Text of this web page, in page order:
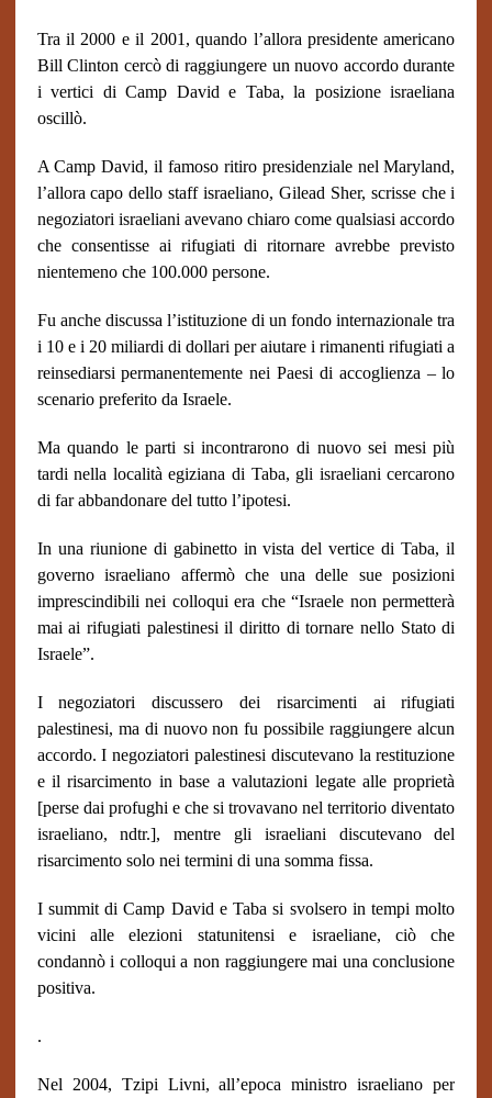
Tra il 2000 e il 2001, quando l’allora presidente americano
Bill Clinton cercò di raggiungere un nuovo accordo durante
i vertici di Camp David e Taba, la posizione israeliana
oscillò.
A Camp David, il famoso ritiro presidenziale nel Maryland,
l’allora capo dello staff israeliano, Gilead Sher, scrisse che i
negoziatori israeliani avevano chiaro come qualsiasi accordo
che consentisse ai rifugiati di ritornare avrebbe previsto
nientemeno che 100.000 persone.
Fu anche discussa l’istituzione di un fondo internazionale tra
i 10 e i 20 miliardi di dollari per aiutare i rimanenti rifugiati a
reinsediarsi permanentemente nei Paesi di accoglienza – lo
scenario preferito da Israele.
Ma quando le parti si incontrarono di nuovo sei mesi più
tardi nella località egiziana di Taba, gli israeliani cercarono
di far abbandonare del tutto l’ipotesi.
In una riunione di gabinetto in vista del vertice di Taba, il
governo israeliano affermò che una delle sue posizioni
imprescindibili nei colloqui era che “Israele non permetterà
mai ai rifugiati palestinesi il diritto di tornare nello Stato di
Israele”.
I negoziatori discussero dei risarcimenti ai rifugiati
palestinesi, ma di nuovo non fu possibile raggiungere alcun
accordo. I negoziatori palestinesi discutevano la restituzione
e il risarcimento in base a valutazioni legate alle proprietà
[perse dai profughi e che si trovavano nel territorio diventato
israeliano, ndtr.], mentre gli israeliani discutevano del
risarcimento solo nei termini di una somma fissa.
I summit di Camp David e Taba si svolsero in tempi molto
vicini alle elezioni statunitensi e israeliane, ciò che
condannò i colloqui a non raggiungere mai una conclusione
positiva.
.
Nel 2004, Tzipi Livni, all’epoca ministro israeliano per